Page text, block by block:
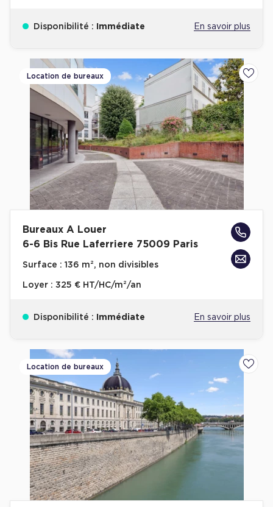
Disponibilité : Immédiate En savoir plus
Location de bureaux
Bureaux A Louer
6-6 Bis Rue Laferriere 75009 Paris
Surface : 136 m², non divisibles
Loyer : 325 € HT/HC/m²/an
Disponibilité : Immédiate En savoir plus
Location de bureaux